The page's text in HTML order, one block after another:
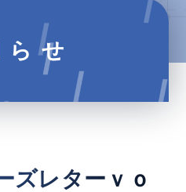
らせ
ズレターｖｏ